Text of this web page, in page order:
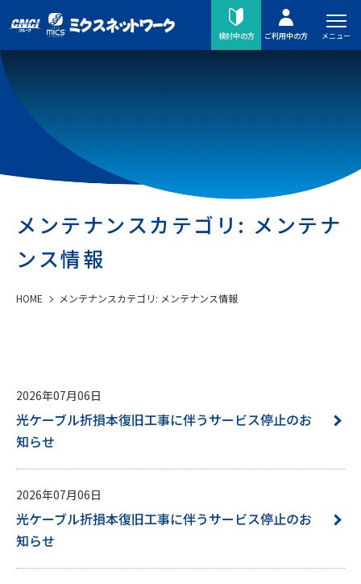
検討中の方 ご利用中の方 メニュー
メンテナンスカテゴリ: メンテナ
ンス情報
HOME メンテナンスカテゴリ: メンテナンス情報
2026年07月06日
光ケーブル折損本復旧工事に伴うサービス停止のお
知らせ
2026年07月06日
光ケーブル折損本復旧工事に伴うサービス停止のお
知らせ